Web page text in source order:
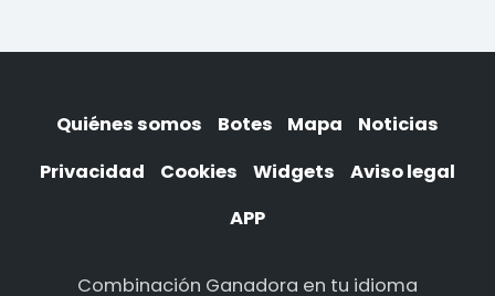
Quiénes somos Botes Mapa
Noticias
Privacidad
Cookies Widgets
Aviso legal
APP
Combinación Ganadora en tu idioma